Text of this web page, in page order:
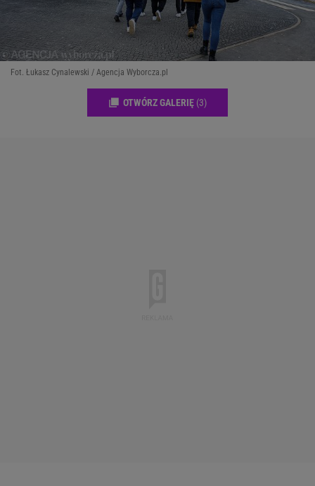
Fot. Łukasz Cynalewski / Agencja Wyborcza.pl
OTWÓRZ GALERIĘ (3)